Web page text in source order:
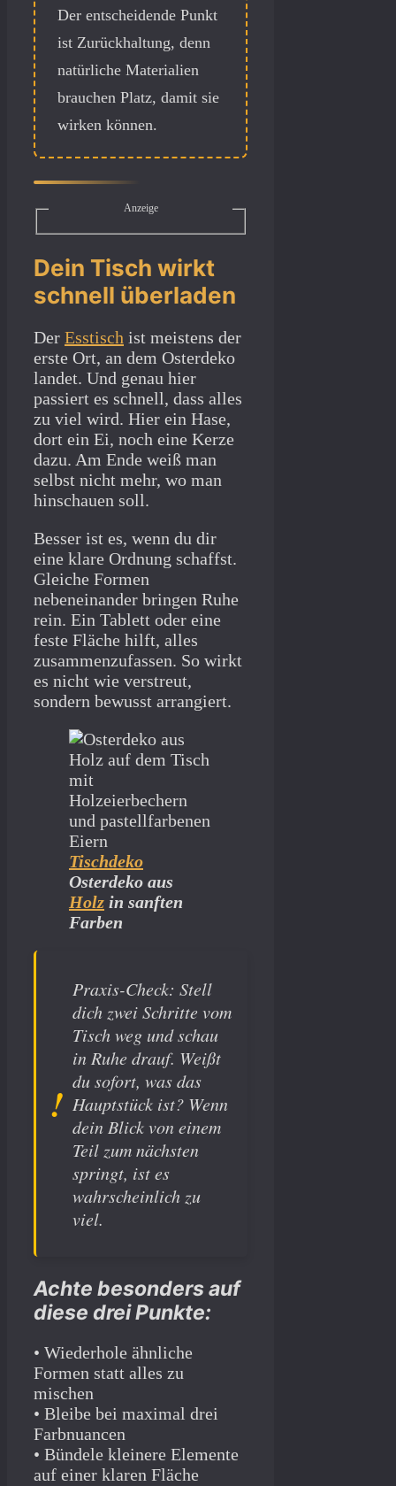
Der entscheidende Punkt
ist Zurückhaltung, denn
natürliche Materialien
brauchen Platz, damit sie
wirken können.
Anzeige
Dein Tisch wirkt
schnell überladen
Der Esstisch ist meistens der
erste Ort, an dem Osterdeko
landet. Und genau hier
passiert es schnell, dass alles
zu viel wird. Hier ein Hase,
dort ein Ei, noch eine Kerze
dazu. Am Ende weiß man
selbst nicht mehr, wo man
hinschauen soll.
Besser ist es, wenn du dir
eine klare Ordnung schaffst.
Gleiche Formen
nebeneinander bringen Ruhe
rein. Ein Tablett oder eine
feste Fläche hilft, alles
zusammenzufassen. So wirkt
es nicht wie verstreut,
sondern bewusst arrangiert.
Tischdeko
Osterdeko aus
Holz in sanften
Farben
Praxis-Check: Stell
dich zwei Schritte vom
Tisch weg und schau
in Ruhe drauf. Weißt
du sofort, was das
Hauptstück ist? Wenn
dein Blick von einem
Teil zum nächsten
springt, ist es
wahrscheinlich zu
viel.
Achte besonders auf
diese drei Punkte:
• Wiederhole ähnliche
Formen statt alles zu
mischen
• Bleibe bei maximal drei
Farbnuancen
• Bündele kleinere Elemente
auf einer klaren Fläche